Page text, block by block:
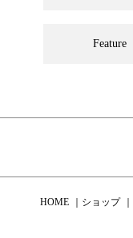
Feature
HOME ショップ